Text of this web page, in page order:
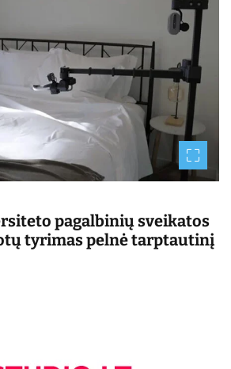
t
m
e
d
e
a
d
t
m
pagalbinių sveikatos
tyrimas pelnė tarptautinį